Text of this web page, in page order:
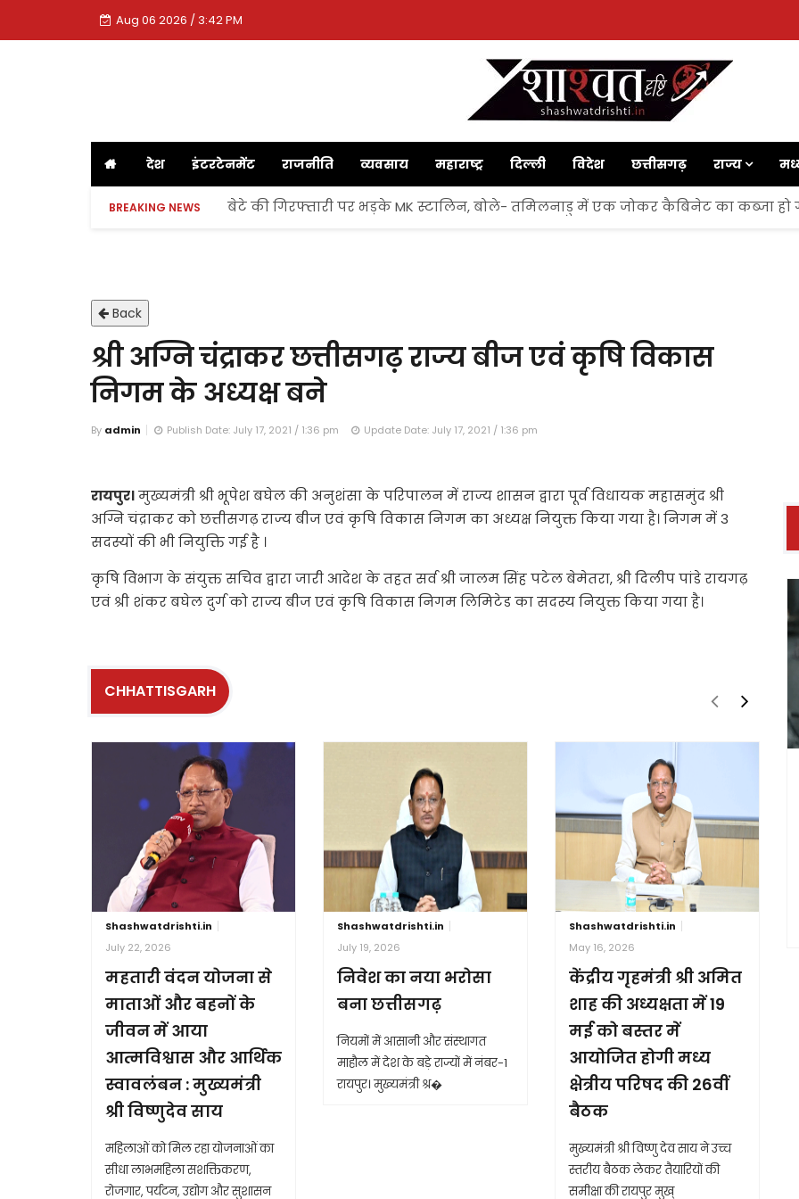
Aug 06 2026 / 3:42 PM
देश इंटरटेनमेंट राजनीति व्यवसाय महाराष्ट्र दिल्ली विदेश छत्तीसगढ़ राज्य
BREAKING NEWS बेटे की गिरफ्तारी पर भड़के MK स्टालिन, बोले- तमिलनाडु में एक जोकर कैबिनेट का कब्जा हो
Back
श्री अग्नि चंद्राकर छत्तीसगढ़ राज्य बीज एवं कृषि विकास
निगम के अध्यक्ष बने
By admin Publish Date: July 17, 2021 / 1:36 pm Update Date: July 17, 2021 / 1:36 pm
रायपुर।मुख्यमंत्री श्री भूपेश बघेल की अनुशंसा के परिपालन में राज्य शासन द्वारा पूर्व विधायक महासमुंद श्री
अग्नि चंद्राकर को छत्तीसगढ़ राज्य बीज एवं कृषि विकास निगम का अध्यक्ष नियुक्त किया गया है। निगम में 3
सदस्यों की भी नियुक्ति गई है ।
कृषि विभाग के संयुक्त सचिव द्वारा जारी आदेश के तहत सर्व श्री जालम सिंह पटेल बेमेतरा, श्री दिलीप पांडे रायगढ़
एवं श्री शंकर बघेल दुर्ग को राज्य बीज एवं कृषि विकास निगम लिमिटेड का सदस्य नियुक्त किया गया है।
CHHATTISGARH
Shashwatdrishti.in
July 22, 2026
महतारी वंदन योजना से
माताओं और बहनों के
जीवन में आया
आत्मविश्वास और आर्थिक
स्वावलंबन : मुख्यमंत्री
श्री विष्णुदेव साय
महिलाओं को मिल रहा योजनाओं का
सीधा लाभमहिला सशक्तिकरण,
रोजगार, पर्यटन, उद्योग और सुशासन
Shashwatdrishti.in
July 19, 2026
निवेश का नया भरोसा
बना छत्तीसगढ़
नियमों में आसानी और संस्थागत
माहौल में देश के बड़े राज्यों में नंबर-1
रायपुर। मुख्यमंत्री श्र�
Shashwatdrishti.in
May 16, 2026
केंद्रीय गृहमंत्री श्री अमित
शाह की अध्यक्षता में 19
मई को बस्तर में
आयोजित होगी मध्य
क्षेत्रीय परिषद की 26वीं
बैठक
मुख्यमंत्री श्री विष्णु देव साय ने उच्च
स्तरीय बैठक लेकर तैयारियों की
समीक्षा की रायपुर मुख्